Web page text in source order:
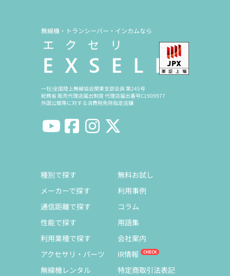
無線機・トランシーバー・インカムなら
一社)全国陸上無線協会関東支部会員 第245号
総務省 販売代理店届出制度 代理店届出番号C1909977
外国公館等に対する消費税免除指定店舗
種別で探す
メーカーで探す
通信距離で探す
性能で探す
利用業種で探す
アクセサリ・パーツ
無線機レンタル
無料お試し
利用事例
コラム
用語集
会社案内
IR情報
特定商取引法表記